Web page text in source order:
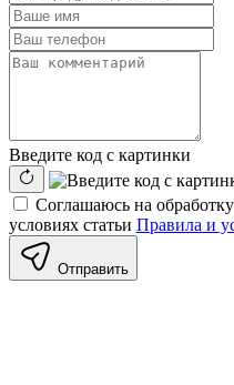
Введите код с картинки
Соглашаюсь на
условиях статьи Правила и
Отправить